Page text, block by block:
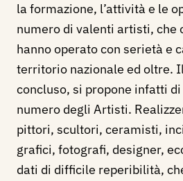
la formazione, l’attività e le
numero di valenti artisti, che
hanno operato con serietà e
territorio nazionale ed oltre.
concluso, si propone infatti
numero degli Artisti.
pittori, scultori, ceramisti,
grafici, fotografi, designer,
dati di difficile reperibilità,